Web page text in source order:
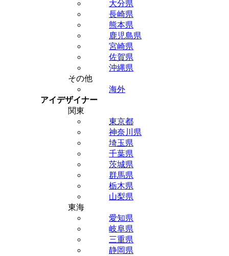
大分県
長崎県
熊本県
鹿児島県
宮崎県
佐賀県
沖縄県
その他
海外
アイデザイナー
関東
東京都
神奈川県
埼玉県
千葉県
茨城県
群馬県
栃木県
山梨県
東海
愛知県
岐阜県
三重県
静岡県